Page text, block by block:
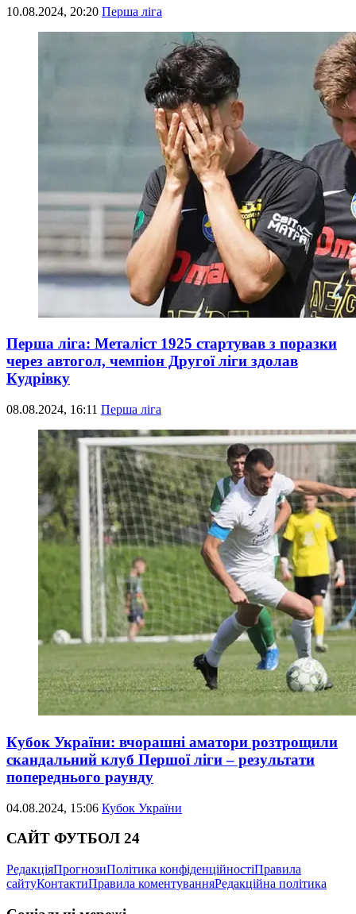
10.08.2024, 20:20 Перша ліга
Перша ліга: Металіст 1925 стартував з поразки
через автогол, чемпіон Другої ліги здолав
Кудрівку
08.08.2024, 16:11 Перша ліга
Кубок України: вчорашні аматори розтрощили
скандальний клуб Першої ліги – результати
попереднього раунду
04.08.2024, 15:06 Кубок України
САЙТ ФУТБОЛ 24
РедакціяПрогнозиПолітика конфіденційностіПравила
сайтуКонтактиПравила коментуванняРедакційна політика